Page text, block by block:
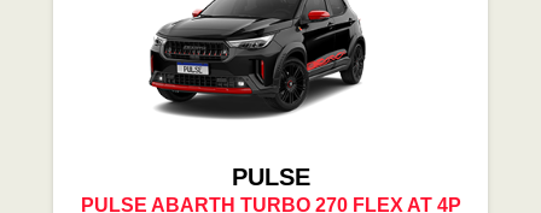
PULSE
PULSE ABARTH TURBO 270 FLEX AT 4P